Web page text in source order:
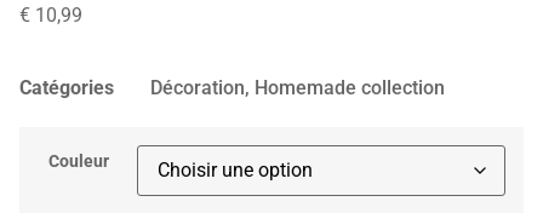
€ 10,99
Catégories Décoration, Homemade collection
Couleur